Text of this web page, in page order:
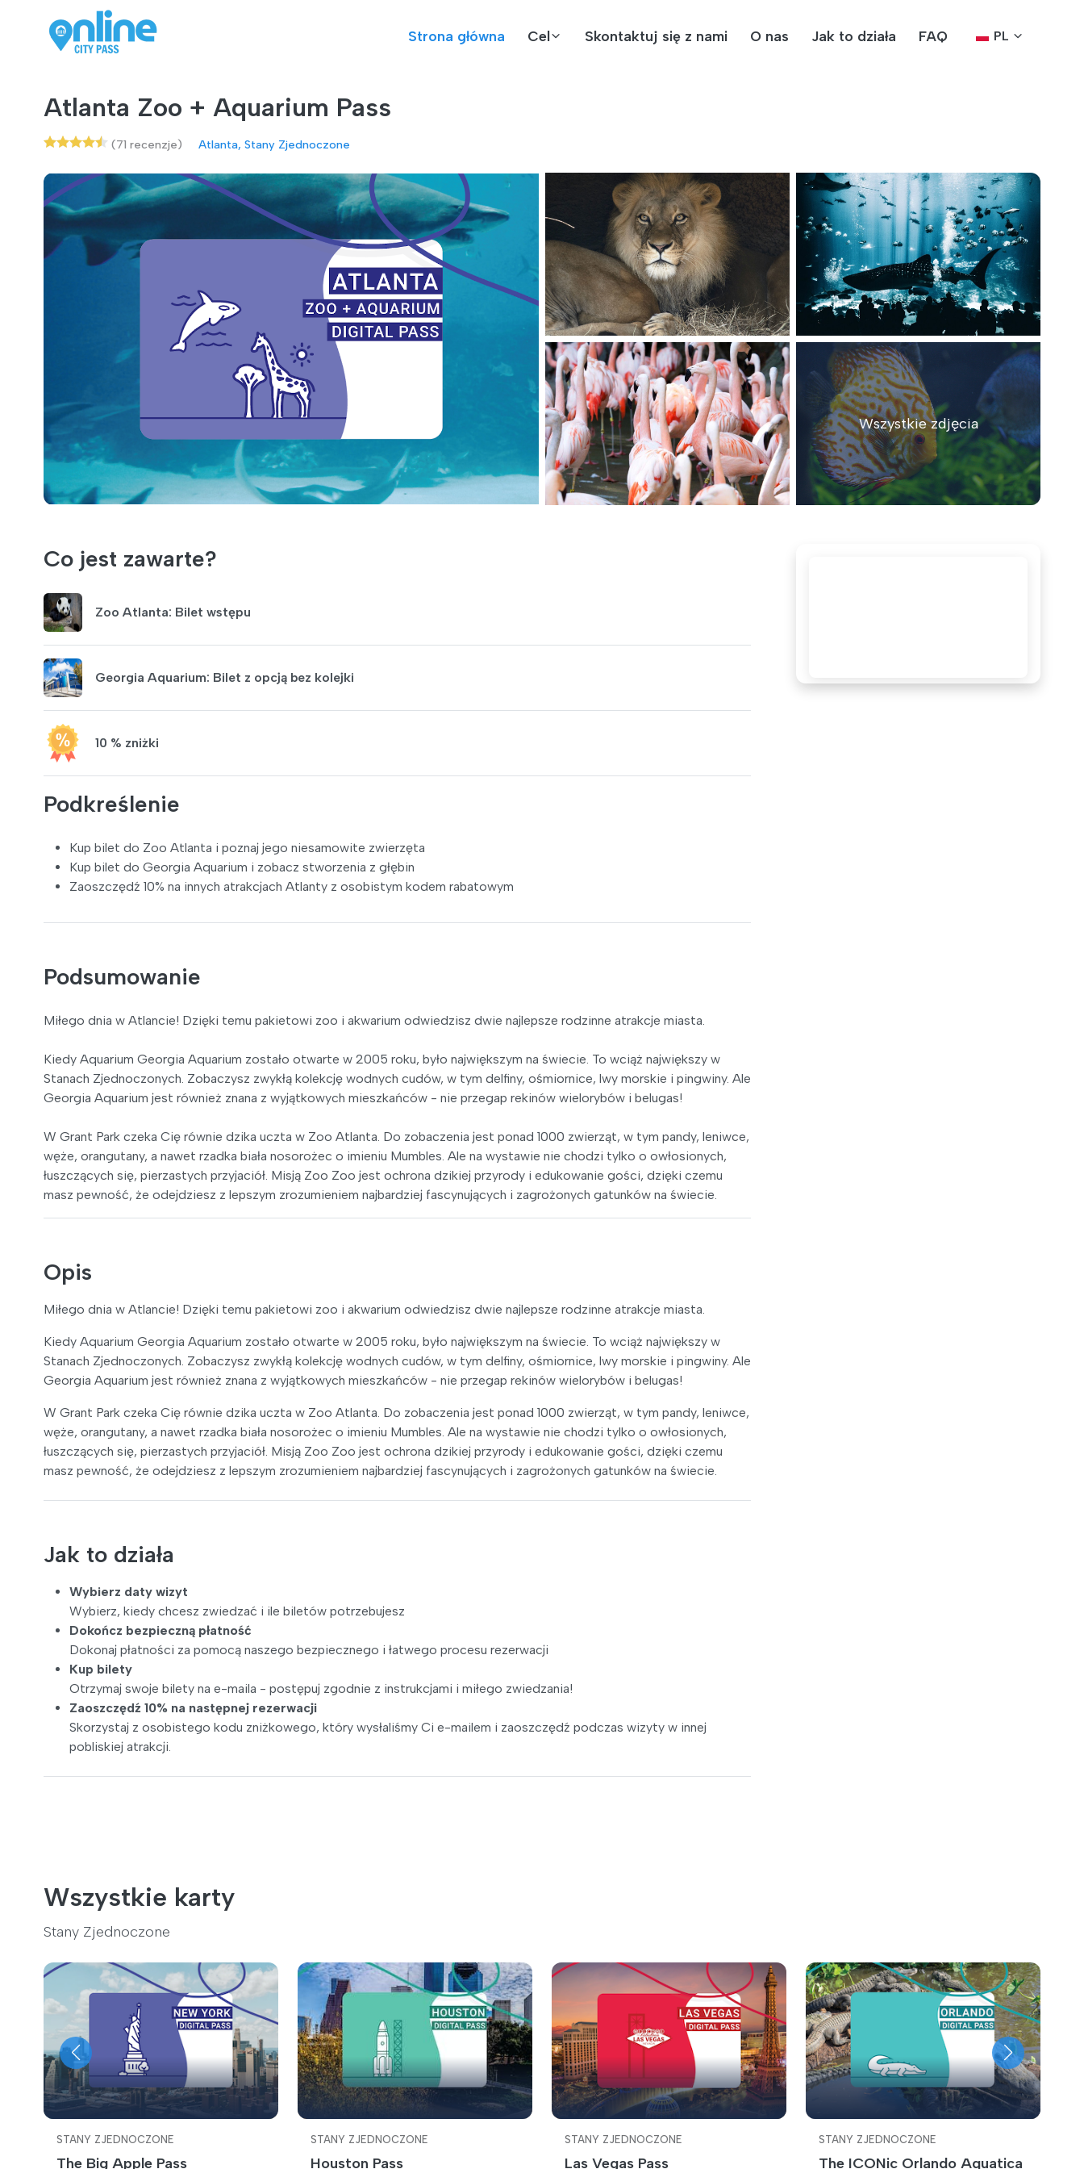
Strona główna Cel Skontaktuj się z nami O nas Jak to działa FAQ PL
Atlanta Zoo + Aquarium Pass
(71 recenzje) Atlanta, Stany Zjednoczone
Wszystkie zdjęcia
Co jest zawarte?
Zoo Atlanta: Bilet wstępu
Georgia Aquarium: Bilet z opcją bez kolejki
10 % zniżki
Podkreślenie
Kup bilet do Zoo Atlanta i poznaj jego niesamowite zwierzęta
Kup bilet do Georgia Aquarium i zobacz stworzenia z głębin
Zaoszczędź 10% na innych atrakcjach Atlanty z osobistym kodem rabatowym
Podsumowanie
Miłego dnia w Atlancie! Dzięki temu pakietowi zoo i akwarium odwiedzisz dwie najlepsze rodzinne atrakcje miasta.
Kiedy Aquarium Georgia Aquarium zostało otwarte w 2005 roku, było największym na świecie. To wciąż największy w
Stanach Zjednoczonych. Zobaczysz zwykłą kolekcję wodnych cudów, w tym delfiny, ośmiornice, lwy morskie i pingwiny. Ale
Georgia Aquarium jest również znana z wyjątkowych mieszkańców - nie przegap rekinów wielorybów i belugas!
W Grant Park czeka Cię równie dzika uczta w Zoo Atlanta. Do zobaczenia jest ponad 1000 zwierząt, w tym pandy, leniwce,
węże, orangutany, a nawet rzadka biała nosorożec o imieniu Mumbles. Ale na wystawie nie chodzi tylko o owłosionych,
łuszczących się, pierzastych przyjaciół. Misją Zoo Zoo jest ochrona dzikiej przyrody i edukowanie gości, dzięki czemu
masz pewność, że odejdziesz z lepszym zrozumieniem najbardziej fascynujących i zagrożonych gatunków na świecie.
Opis
Miłego dnia w Atlancie! Dzięki temu pakietowi zoo i akwarium odwiedzisz dwie najlepsze rodzinne atrakcje miasta.
Kiedy Aquarium Georgia Aquarium zostało otwarte w 2005 roku, było największym na świecie. To wciąż największy w
Stanach Zjednoczonych. Zobaczysz zwykłą kolekcję wodnych cudów, w tym delfiny, ośmiornice, lwy morskie i pingwiny. Ale
Georgia Aquarium jest również znana z wyjątkowych mieszkańców - nie przegap rekinów wielorybów i belugas!
W Grant Park czeka Cię równie dzika uczta w Zoo Atlanta. Do zobaczenia jest ponad 1000 zwierząt, w tym pandy, leniwce,
węże, orangutany, a nawet rzadka biała nosorożec o imieniu Mumbles. Ale na wystawie nie chodzi tylko o owłosionych,
łuszczących się, pierzastych przyjaciół. Misją Zoo Zoo jest ochrona dzikiej przyrody i edukowanie gości, dzięki czemu
masz pewność, że odejdziesz z lepszym zrozumieniem najbardziej fascynujących i zagrożonych gatunków na świecie.
Jak to działa
Wybierz daty wizyt
Wybierz, kiedy chcesz zwiedzać i ile biletów potrzebujesz
Dokończ bezpieczną płatność
Dokonaj płatności za pomocą naszego bezpiecznego i łatwego procesu rezerwacji
Kup bilety
Otrzymaj swoje bilety na e-maila - postępuj zgodnie z instrukcjami i miłego zwiedzania!
Zaoszczędź 10% na następnej rezerwacji
Skorzystaj z osobistego kodu zniżkowego, który wysłaliśmy Ci e-mailem i zaoszczędź podczas wizyty w innej
pobliskiej atrakcji.
Wszystkie karty
Stany Zjednoczone
STANY ZJEDNOCZONE
The Big Apple Pass
STANY ZJEDNOCZONE
Houston Pass
STANY ZJEDNOCZONE
Las Vegas Pass
STANY ZJEDNOCZONE
The ICONic Orlando Aquatica